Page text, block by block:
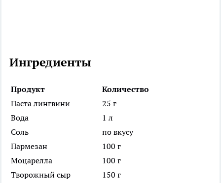
Ингредиенты
Продукт
Количество
Паста лингвини
25 г
Вода
1 л
Соль
по вкусу
Пармезан
100 г
Моцарелла
100 г
Творожный сыр
150 г